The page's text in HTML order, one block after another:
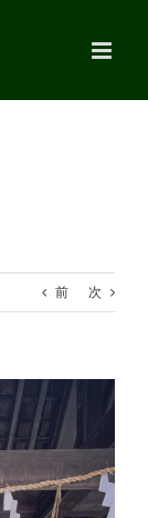
前 次